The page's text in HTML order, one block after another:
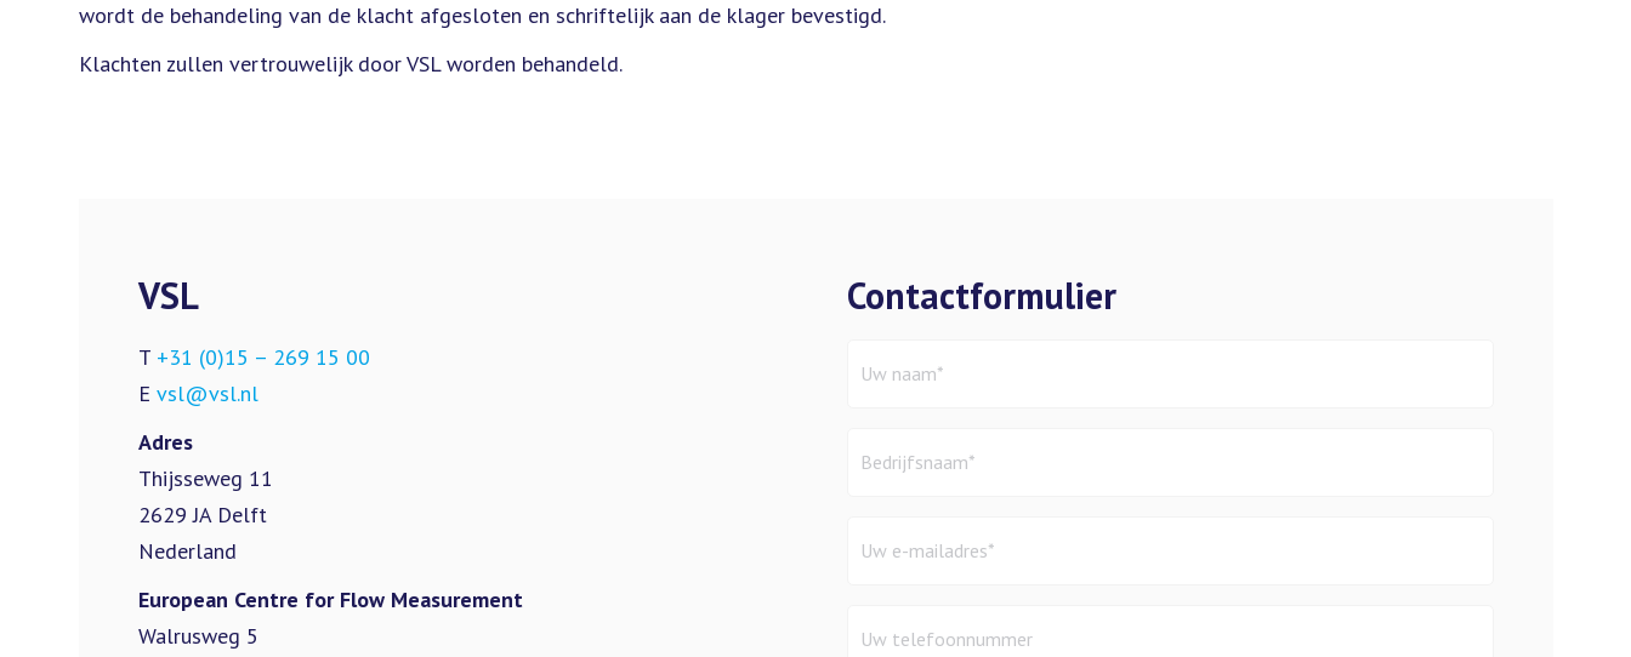
wordt de behandeling van de klacht afgesloten en schriftelijk aan de klager bevestigd.
Klachten zullen vertrouwelijk door VSL worden behandeld.
VSL
T +31 (0)15 – 269 15 00
E vsl@vsl.nl
Adres
Thijsseweg 11
2629 JA Delft
Nederland
European Centre for Flow Measurement
Walrusweg 5
Contactformulier